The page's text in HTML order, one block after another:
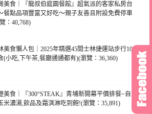
美食｜『龍叔伯庭園餐館』超氣派的客家私房台
餐點品項豐富又好吃～親子友善且附設免費停車
：40,768)
美食懶人包｜2025年精選45間士林捷運站步行10
(小吃,下午茶,餐廳通通都有)(瀏覽：36,360)
美食｜『300°STEAK』青埔新開幕平價排餐~自
米濃湯,飲品及霜淇淋吃到飽!(瀏覽：35,891)